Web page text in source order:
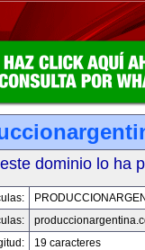
dominio lo ha
19 caracteres